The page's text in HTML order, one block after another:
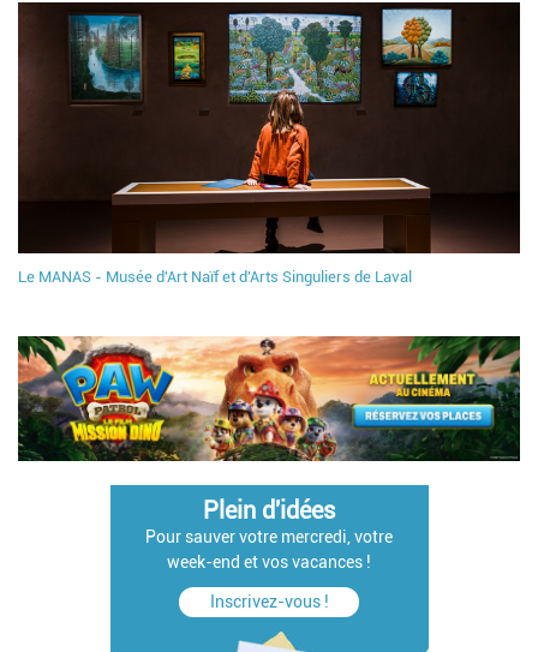
Le MANAS - Musée d'Art Naïf et d'Arts Singuliers de Laval
Plein d'idées
Pour sauver votre mercredi, votre
week-end et vos vacances !
Inscrivez-vous !